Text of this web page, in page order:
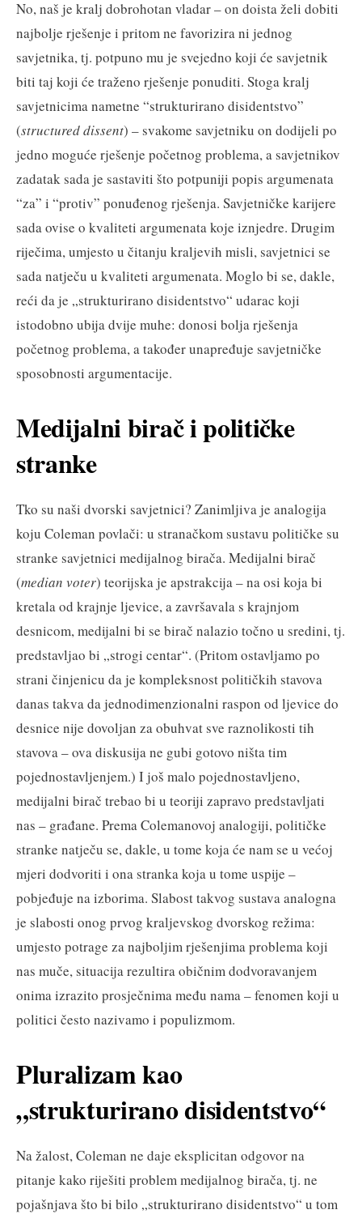
No, naš je kralj dobrohotan vladar – on doista želi dobiti
najbolje rješenje i pritom ne favorizira ni jednog
savjetnika, tj. potpuno mu je svejedno koji će savjetnik
biti taj koji će traženo rješenje ponuditi. Stoga kralj
savjetnicima nametne “strukturirano disidentstvo”
(structured dissent) – svakome savjetniku on dodijeli po
jedno moguće rješenje početnog problema, a savjetnikov
zadatak sada je sastaviti što potpuniji popis argumenata
“za” i “protiv” ponuđenog rješenja. Savjetničke karijere
sada ovise o kvaliteti argumenata koje iznjedre. Drugim
riječima, umjesto u čitanju kraljevih misli, savjetnici se
sada natječu u kvaliteti argumenata. Moglo bi se, dakle,
reći da je „strukturirano disidentstvo“ udarac koji
istodobno ubija dvije muhe: donosi bolja rješenja
početnog problema, a također unapređuje savjetničke
sposobnosti argumentacije.
Medijalni birač i političke
stranke
Tko su naši dvorski savjetnici? Zanimljiva je analogija
koju Coleman povlači: u stranačkom sustavu političke su
stranke savjetnici medijalnog birača. Medijalni birač
(median voter) teorijska je apstrakcija – na osi koja bi
kretala od krajnje ljevice, a završavala s krajnjom
desnicom, medijalni bi se birač nalazio točno u sredini, tj.
predstavljao bi „strogi centar“. (Pritom ostavljamo po
strani činjenicu da je kompleksnost političkih stavova
danas takva da jednodimenzionalni raspon od ljevice do
desnice nije dovoljan za obuhvat sve raznolikosti tih
stavova – ova diskusija ne gubi gotovo ništa tim
pojednostavljenjem.) I još malo pojednostavljeno,
medijalni birač trebao bi u teoriji zapravo predstavljati
nas – građane. Prema Colemanovoj analogiji, političke
stranke natječu se, dakle, u tome koja će nam se u većoj
mjeri dodvoriti i ona stranka koja u tome uspije –
pobjeđuje na izborima. Slabost takvog sustava analogna
je slabosti onog prvog kraljevskog dvorskog režima:
umjesto potrage za najboljim rješenjima problema koji
nas muče, situacija rezultira običnim dodvoravanjem
onima izrazito prosječnima među nama – fenomen koji u
politici često nazivamo i populizmom.
Pluralizam kao
„strukturirano disidentstvo“
Na žalost, Coleman ne daje eksplicitan odgovor na
pitanje kako riješiti problem medijalnog birača, tj. ne
pojašnjava što bi bilo „strukturirano disidentstvo“ u tom